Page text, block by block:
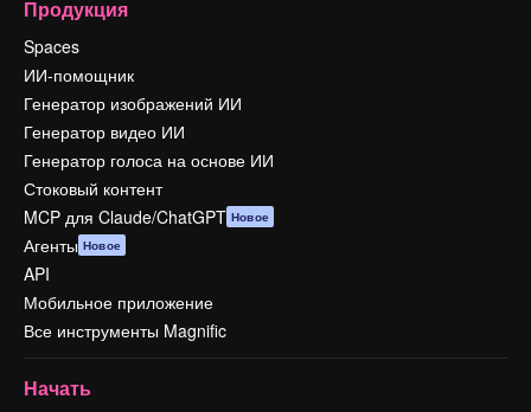
Продукция
Spaces
ИИ-помощник
Генератор изображений ИИ
Генератор видео ИИ
Генератор голоса на основе ИИ
Стоковый контент
MCP для Claude/ChatGPT Новое
Агенты Новое
API
Мобильное приложение
Все инструменты Magnific
Начать